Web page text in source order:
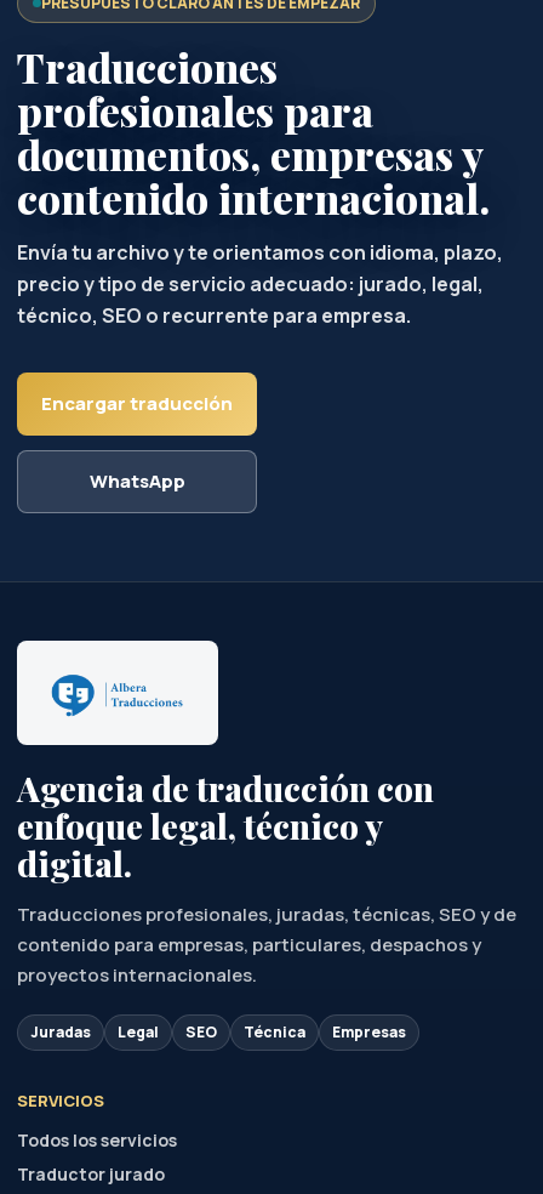
Traducciones
profesionales para
documentos, empresas y
contenido internacional.
Envía tu archivo y te orientamos con idioma, plazo,
precio y tipo de servicio adecuado: jurado, legal,
técnico, SEO o recurrente para empresa.
Encargar traducción
WhatsApp
Agencia de traducción con
enfoque legal, técnico y
digital.
Traducciones profesionales, juradas, técnicas, SEO y de
contenido para empresas, particulares, despachos y
proyectos internacionales.
Juradas Legal SEO Técnica Empresas
SERVICIOS
Todos los servicios
Traductor jurado